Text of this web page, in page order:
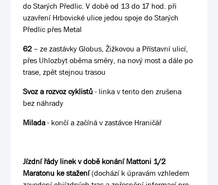
do Starých Předlic. V době od 13 do 17 hod. při
uzavření Hrbovické ulice jedou spoje do Starých
Předlic přes Metal
62 – ze zastávky Globus, Žižkovou a Přístavní ulicí,
přes Uhlozbyt oběma směry, na nový most a dále po
trase, zpět stejnou trasou
Svoz a rozvoz cyklistů- linka v tento den zrušena
bez náhrady
Milada- končí a začíná v zastávce Hraničář
Jízdní řády linek v době konání Mattoni 1/2
Maratonu ke stažení(dochází k úpravám vzhledem